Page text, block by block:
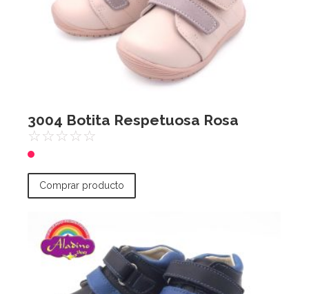
3004 Botita Respetuosa Rosa
☆☆☆☆☆
Comprar producto